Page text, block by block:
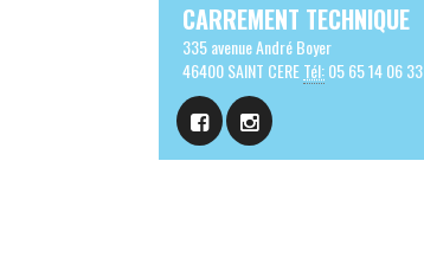
CARREMENT TECHNIQUE
335 avenue André Boyer
46400 SAINT CERETél:05 65 14 06 33